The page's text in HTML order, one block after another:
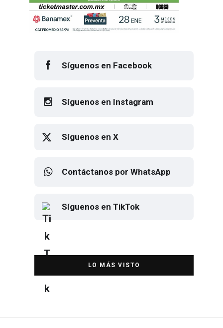
Síguenos en Facebook
Síguenos en Instagram
Síguenos en X
Contáctanos por WhatsApp
Síguenos en TikTok
DESTACADA
Elton John regresa a CDMX para
despedirse en el Estadio Banorte